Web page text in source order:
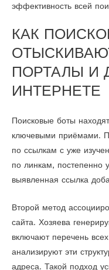
эффективность всей
КАК
ПОРТАЛЫ И
ИНТЕРНЕТЕ
Поисковые боты
ключевыми приёмами.
по ссылкам с уже
по линкам, постепенно
выявленная ссылка
Второй метод
сайта. Хозяева
включают перечень
анализируют эти
адреса. Такой подход